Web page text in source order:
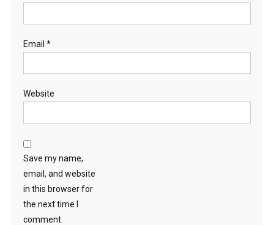
Email *
Website
Save my name,
email, and website
in this browser for
the next time I
comment.